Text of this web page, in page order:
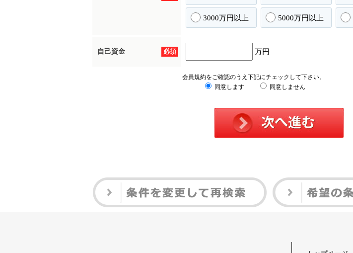
3000万円以上 5000万円以上
必須
自己資金 万円
会員規約をご確認のうえ下記にチェックして下さい。
同意します
同意しません